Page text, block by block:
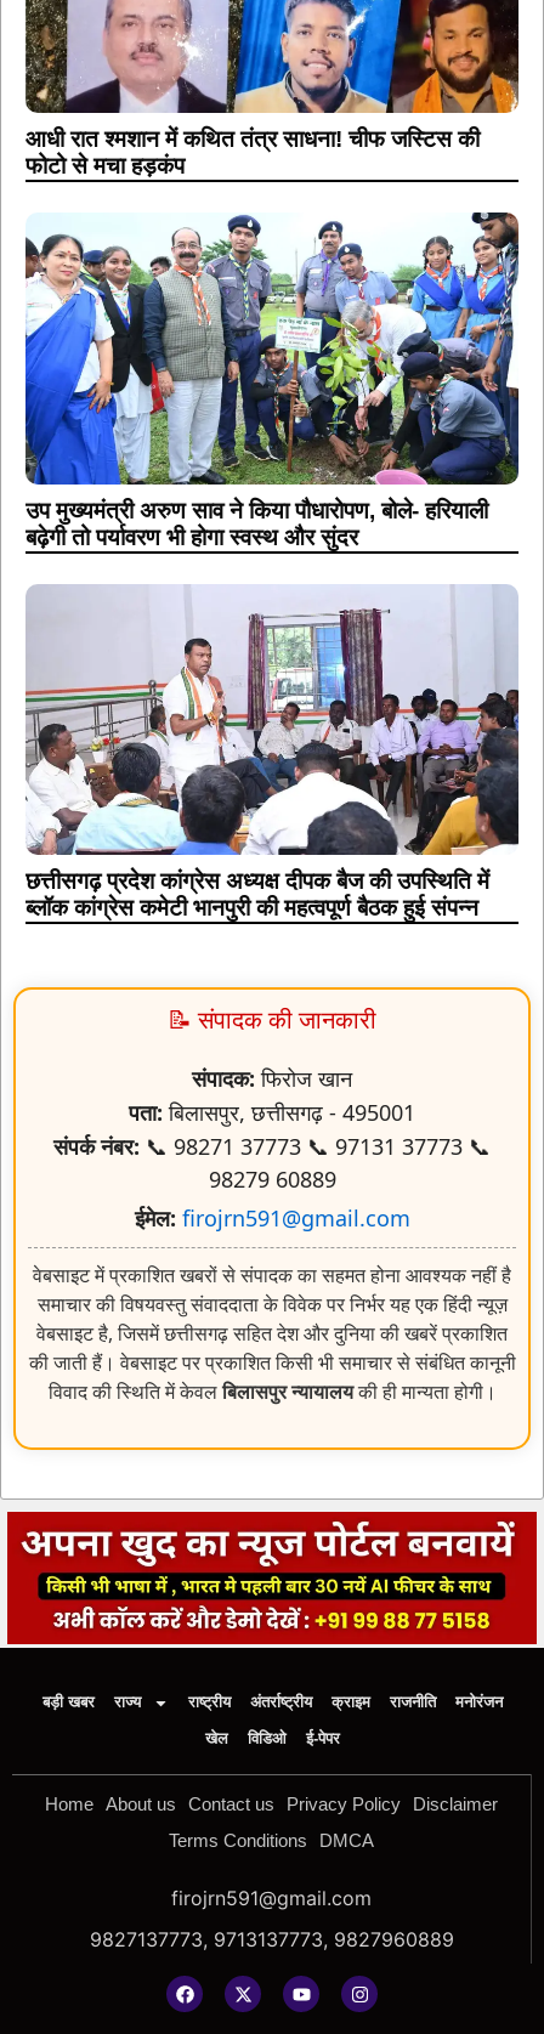
आधी रात श्मशान में कथित तंत्र साधना! चीफ जस्टिस की
फोटो से मचा हड़कंप
उप मुख्यमंत्री अरुण साव ने किया पौधारोपण, बोले- हरियाली
बढ़ेगी तो पर्यावरण भी होगा स्वस्थ और सुंदर
छत्तीसगढ़ प्रदेश कांग्रेस अध्यक्ष दीपक बैज की उपस्थिति में
ब्लॉक कांग्रेस कमेटी भानपुरी की महत्वपूर्ण बैठक हुई संपन्न
📝 संपादक की जानकारी
संपादक: फिरोज खान
पता: बिलासपुर, छत्तीसगढ़ - 495001
संपर्क नंबर: 📞 98271 37773 📞 97131 37773 📞
98279 60889
ईमेल: firojrn591@gmail.com
वेबसाइट में प्रकाशित खबरों से संपादक का सहमत होना आवश्यक नहीं है
समाचार की विषयवस्तु संवाददाता के विवेक पर निर्भर यह एक हिंदी न्यूज़
वेबसाइट है, जिसमें छत्तीसगढ़ सहित देश और दुनिया की खबरें प्रकाशित
की जाती हैं। वेबसाइट पर प्रकाशित किसी भी समाचार से संबंधित कानूनी
विवाद की स्थिति में केवलबिलासपुर न्यायालयकी ही मान्यता होगी।
बड़ी खबर राज्य राष्ट्रीय अंतर्राष्ट्रीय क्राइम राजनीति
मनोरंजन
खेल
विडिओ ई-पेपर
Home About us Contact us Privacy Policy
Disclaimer
Terms Conditions
DMCA
firojrn591@gmail.com
9827137773, 9713137773, 9827960889